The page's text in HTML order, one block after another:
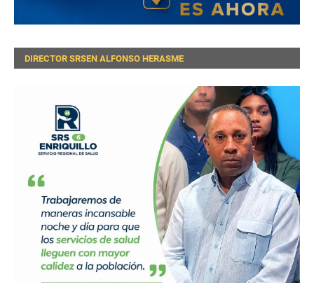
DIRECTOR SRSEN ALFONSO HERASME